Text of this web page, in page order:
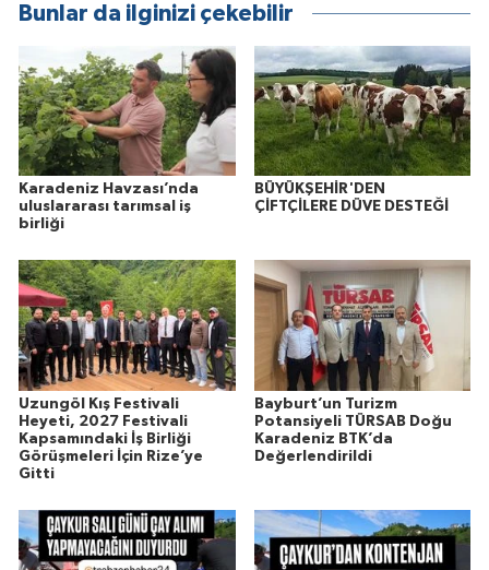
Bunlar da ilginizi çekebilir
Karadeniz Havzası’nda
uluslararası tarımsal iş
birliği
BÜYÜKŞEHİR'DEN
ÇİFTÇİLERE DÜVE DESTEĞİ
Uzungöl Kış Festivali
Heyeti, 2027 Festivali
Kapsamındaki İş Birliği
Görüşmeleri İçin Rize’ye
Gitti
Bayburt’un Turizm
Potansiyeli TÜRSAB Doğu
Karadeniz BTK’da
Değerlendirildi